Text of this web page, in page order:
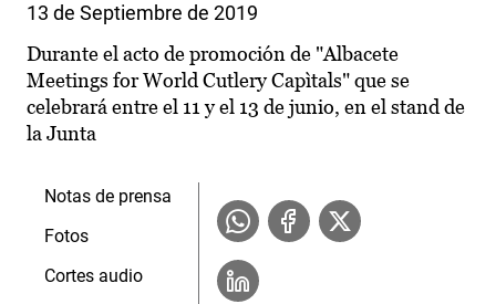
13 de Septiembre de 2019
Durante el acto de promoción de "Albacete
Meetings for World Cutlery Capìtals" que se
celebrará entre el 11 y el 13 de junio, en el stand de
la Junta
Notas de prensa
Fotos
Cortes audio